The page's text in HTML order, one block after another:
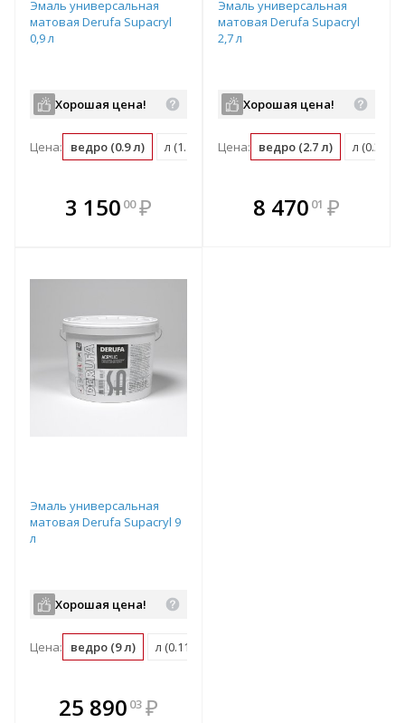
Эмаль универсальная
матовая Derufa Supacryl
0,9 л
Хорошая цена!
Цена: ведро (0.9 л) л (1.11 ведро) м2 (0.13 ведро)
3 150 00 ₽
В комплекте
всегда выгоднее!
Эмаль универсальная
матовая Derufa Supacryl
2,7 л
Хорошая цена!
Цена: ведро (2.7 л) л (0.37
В комплекте
всегда выгоднее!
8 470 01 ₽
Эмаль универсальная
матовая Derufa Supacryl 9
л
Хорошая цена!
Цена: ведро (9 л) л (0.11 ведро)
25 890 03 ₽